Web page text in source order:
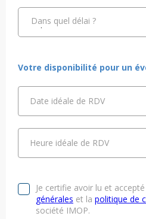
Dans quel délai ?
Votre disponibilité pour un
Date idéale de RDV
Heure idéale de RDV
Je certifie avoir lu et
générales et la politique de
société IMOP.